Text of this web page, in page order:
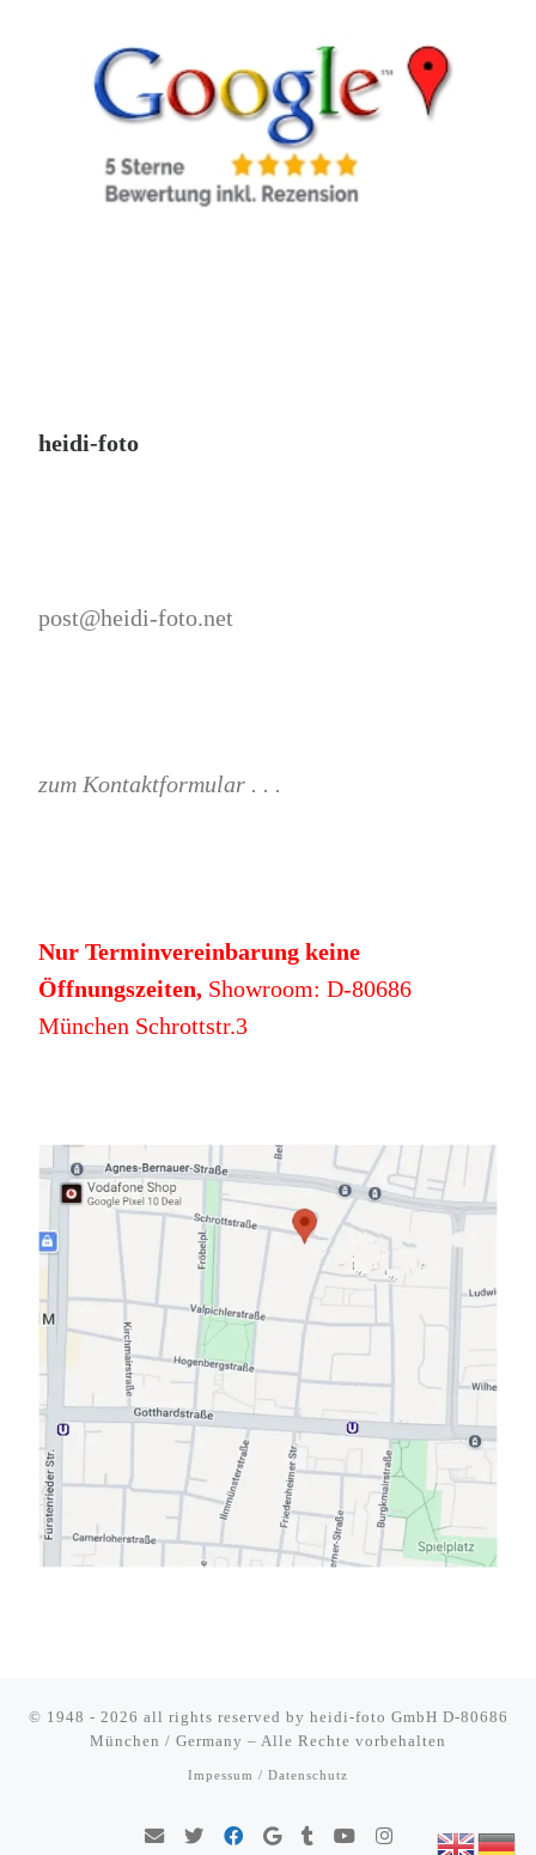
heidi-foto
post@heidi-foto.net
zum Kontaktformular . . .
Nur Terminvereinbarung keine
Öffnungszeiten,Showroom: D-80686
München Schrottstr.3
© 1948 - 2026 all rights reserved by heidi-foto GmbH D-80686
München / Germany – Alle Rechte vorbehalten
Impessum / Datenschutz